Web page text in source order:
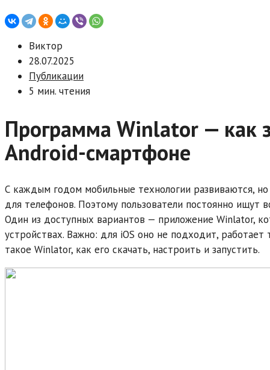
Виктор
28.07.2025
Публикации
5 мин. чтения
Программа Winlator — как
Android-смартфоне
С каждым годом мобильные технологии развиваются,
для телефонов. Поэтому пользователи постоянно
Один из доступных вариантов — приложение Winlator,
устройствах. Важно: для iOS оно не подходит,
такое Winlator, как его скачать, настроить и запустить.